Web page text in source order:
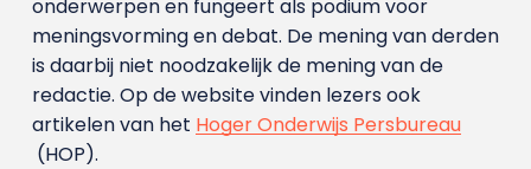
onderwerpen en fungeert als podium voor
meningsvorming en debat. De mening van derden
is daarbij niet noodzakelijk de mening van de
redactie. Op de website vinden lezers ook
artikelen van het Hoger Onderwijs Persbureau
(HOP).